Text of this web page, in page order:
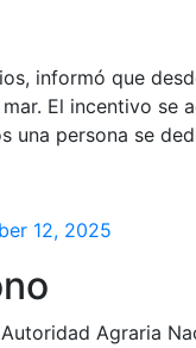
informó que
El incentivo se
una persona se
12, 2025
Agraria